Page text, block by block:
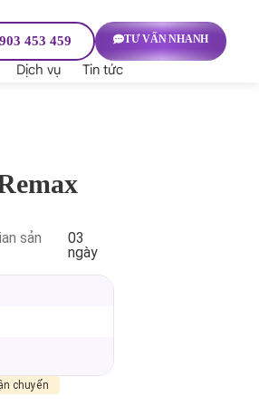
Dịch vụ Tin tức
453 459 TƯ VẤN NHANH
sản
03
ngày
chuyển